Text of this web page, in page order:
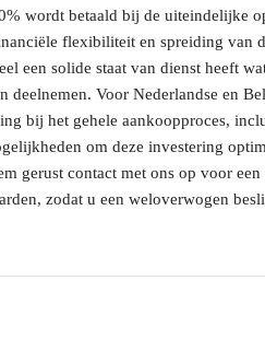
wordt betaald bij de uiteindelijke
flexibiliteit en spreiding van
een solide staat van dienst heeft
deelnemen. Voor Nederlandse en
bij het gehele aankoopproces,
om deze investering
gerust contact met ons op voor
zodat u een weloverwogen